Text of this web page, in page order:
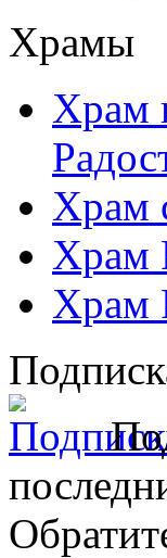
Храмы
Храм
Храм
Храм
Храм